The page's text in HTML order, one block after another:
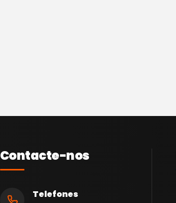
Contacte-nos
Telefones